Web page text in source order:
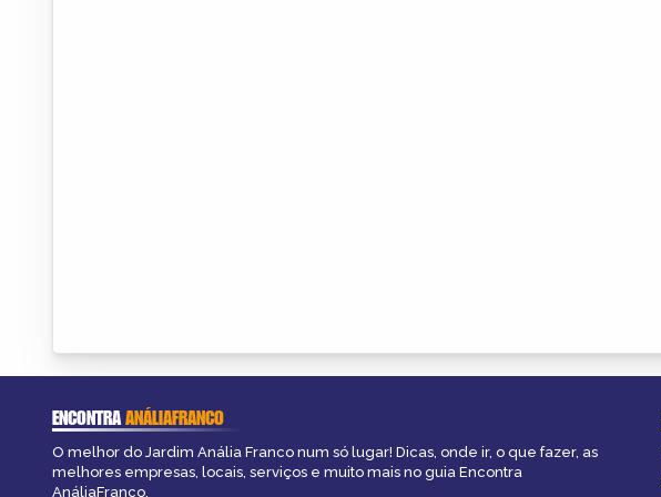
ENCONTRAANÁLIAFRANCO
O melhor do Jardim Anália Franco num só lugar! Dicas, onde ir, o que fazer, as
melhores empresas, locais, serviços e muito mais no guia Encontra
AnáliaFranco.